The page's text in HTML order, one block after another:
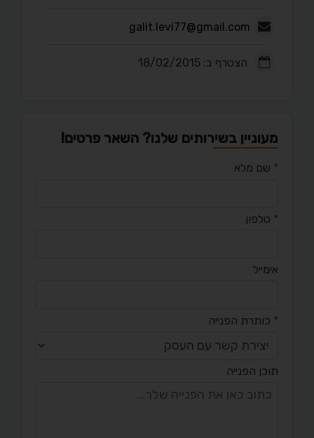
galit.levi77@gmail.com
הצטרף ב: 18/02/2015
מעוניין בשירותים שלנו? השאר פרטים!
* שם מלא
* טלפון
אימייל
* כותרת הפנייה
תוכן הפנייה